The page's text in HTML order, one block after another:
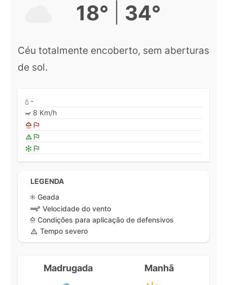
18° 34°
Céu totalmente encoberto, sem aberturas
de sol.
-
8 Km/h
LEGENDA
Geada
Velocidade do vento
Condições para aplicação de defensivos
Tempo severo
Madrugada Manhã